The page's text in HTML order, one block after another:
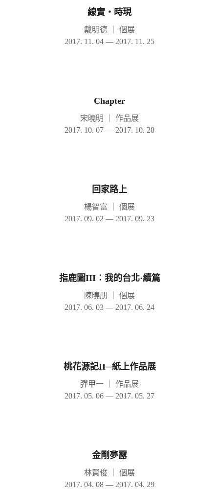
線實‧時現
戴明德
個展
2017. 11. 04 — 2017. 11. 25
Chapter
宋曉明
作品展
2017. 10. 07 — 2017. 10. 28
回家路上
楊智富
個展
2017. 09. 02 — 2017. 09. 23
指鹿圖III：我的台北·續篇
陳曉朋
個展
2017. 06. 03 — 2017. 06. 24
桃花源記II─紙上作品展
彈甲一
作品展
2017. 05. 06 — 2017. 05. 27
金剛夢露
林賢俊
個展
2017. 04. 08 — 2017. 04. 29